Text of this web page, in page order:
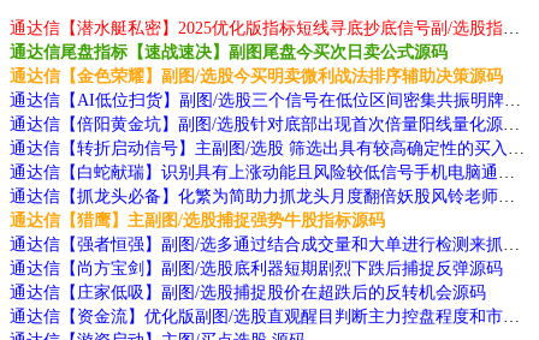
通达信尾盘指标【速战速决】副图尾盘今买次日卖公式源码
通达信【金色荣耀】副图/选股今买明卖微利战法排序辅助决策源码
通达信【猎鹰】主副图/选股捕捉强势牛股指标源码
通达信【尚方宝剑】副图/选股底利器短期剧烈下跌后捕捉反弹源码
通达信【庄家低吸】副图/选股捕捉股价在超跌后的反转机会源码